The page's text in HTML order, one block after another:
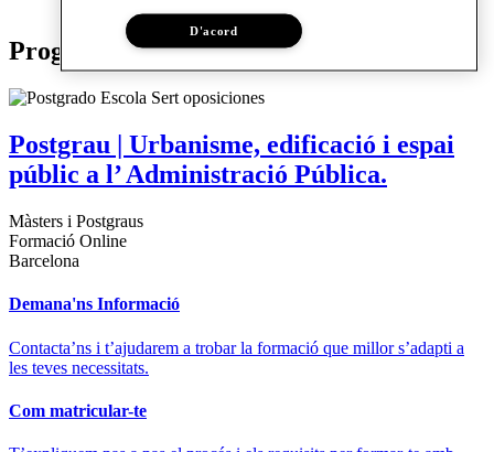
Programes relacionats
Postgrau | Urbanisme, edificació i espai
públic a l’ Administració Pública.
Màsters i Postgraus
Formació Online
Barcelona
Demana'ns Informació
Contacta’ns i t’ajudarem a trobar la formació que millor s’adapti a
les teves necessitats.
Com matricular-te
D'acord